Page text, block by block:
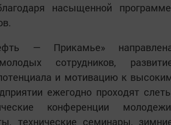
насыщенной
— Прикамье»
сотрудников,
и мотивацию к
ежегодно проходят
конференции
технические семинары,